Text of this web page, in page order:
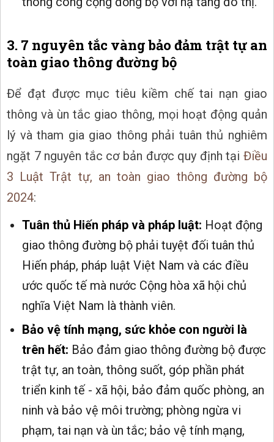
3. 7 nguyên tắc vàng bảo đảm trật tự an
toàn giao thông đường bộ
Để đạt được mục tiêu kiềm chế tai nạn giao
thông và ùn tắc giao thông, mọi hoạt động quản
lý và tham gia giao thông phải tuân thủ nghiêm
ngặt 7 nguyên tắc cơ bản được quy định tại Điều
3 Luật Trật tự, an toàn giao thông đường bộ
2024:
Tuân thủ Hiến pháp và pháp luật: Hoạt động
giao thông đường bộ phải tuyệt đối tuân thủ
Hiến pháp, pháp luật Việt Nam và các điều
ước quốc tế mà nước Cộng hòa xã hội chủ
nghĩa Việt Nam là thành viên.
Bảo vệ tính mạng, sức khỏe con người là
trên hết: Bảo đảm giao thông đường bộ được
trật tự, an toàn, thông suốt, góp phần phát
triển kinh tế - xã hội, bảo đảm quốc phòng, an
ninh và bảo vệ môi trường; phòng ngừa vi
phạm, tai nạn và ùn tắc; bảo vệ tính mạng,